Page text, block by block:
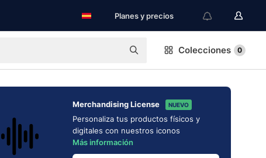
Planes y precios
Colecciones 0
Merchandising License NUEVO
Personaliza tus productos físicos y
digitales con nuestros iconos
Más información